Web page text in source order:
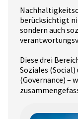
berücksichtigt
sondern auch
Diese drei
Soziales
(Governance) –